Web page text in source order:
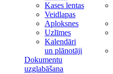
Kases lentas
Veidlapas
Aploksnes
Uzlīmes
Kalendāri
un plānotāji
Dokumentu
uzglabāšana